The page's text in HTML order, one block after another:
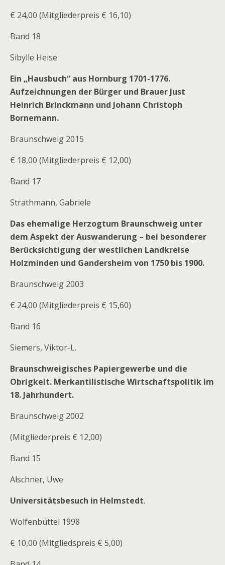
€ 24,00 (Mitgliederpreis € 16,10)
Band 18
Sibylle Heise
Ein „Hausbuch“ aus Hornburg 1701-1776.
Aufzeichnungen der Bürger und Brauer Just
Heinrich Brinckmann und Johann Christoph
Bornemann.
Braunschweig 2015
€ 18,00 (Mitgliederpreis € 12,00)
Band 17
Strathmann, Gabriele
Das ehemalige Herzogtum Braunschweig unter
dem Aspekt der Auswanderung – bei besonderer
Berücksichtigung der westlichen Landkreise
Holzminden und Gandersheim von 1750 bis 1900.
Braunschweig 2003
€ 24,00 (Mitgliederpreis € 15,60)
Band 16
Siemers, Viktor-L.
Braunschweigisches Papiergewerbe und die
Obrigkeit. Merkantilistische Wirtschaftspolitik im
18. Jahrhundert.
Braunschweig 2002
(Mitgliederpreis € 12,00)
Band 15
Alschner, Uwe
Universitätsbesuch in Helmstedt.
Wolfenbüttel 1998
€ 10,00 (Mitgliedspreis € 5,00)